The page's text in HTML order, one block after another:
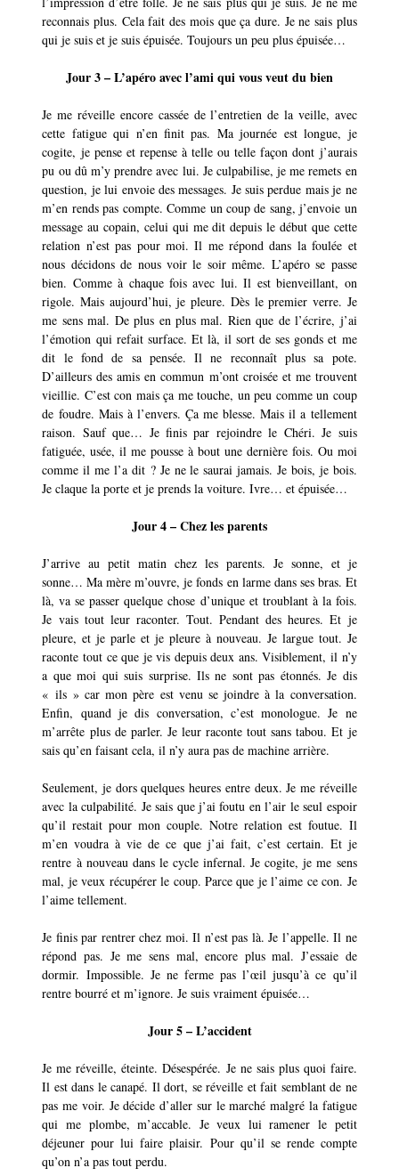
reconnais plus. Cela fait des mois que ça dure. Je ne sais plus
qui je suis et je suis épuisée. Toujours un peu plus épuisée…
Jour 3 – L’apéro avec l’ami qui vous veut du bien
Je me réveille encore cassée de l’entretien de la veille, avec
cette fatigue qui n’en finit pas. Ma journée est longue, je
cogite, je pense et repense à telle ou telle façon dont j’aurais
pu ou dû m’y prendre avec lui. Je culpabilise, je me remets en
question, je lui envoie des messages. Je suis perdue mais je ne
m’en rends pas compte. Comme un coup de sang, j’envoie un
message au copain, celui qui me dit depuis le début que cette
relation n’est pas pour moi. Il me répond dans la foulée et
nous décidons de nous voir le soir même. L’apéro se passe
bien. Comme à chaque fois avec lui. Il est bienveillant, on
rigole. Mais aujourd’hui, je pleure. Dès le premier verre. Je
me sens mal. De plus en plus mal. Rien que de l’écrire, j’ai
l’émotion qui refait surface. Et là, il sort de ses gonds et me
dit le fond de sa pensée. Il ne reconnaît plus sa pote.
D’ailleurs des amis en commun m’ont croisée et me trouvent
vieillie. C’est con mais ça me touche, un peu comme un coup
de foudre. Mais à l’envers. Ça me blesse. Mais il a tellement
raison. Sauf que… Je finis par rejoindre le Chéri. Je suis
fatiguée, usée, il me pousse à bout une dernière fois. Ou moi
comme il me l’a dit ? Je ne le saurai jamais. Je bois, je bois.
Je claque la porte et je prends la voiture. Ivre… et épuisée…
Jour 4 – Chez les parents
J’arrive au petit matin chez les parents. Je sonne, et je
sonne… Ma mère m’ouvre, je fonds en larme dans ses bras. Et
là, va se passer quelque chose d’unique et troublant à la fois.
Je vais tout leur raconter. Tout. Pendant des heures. Et je
pleure, et je parle et je pleure à nouveau. Je largue tout. Je
raconte tout ce que je vis depuis deux ans. Visiblement, il n’y
a que moi qui suis surprise. Ils ne sont pas étonnés. Je dis
« ils » car mon père est venu se joindre à la conversation.
Enfin, quand je dis conversation, c’est monologue. Je ne
m’arrête plus de parler. Je leur raconte tout sans tabou. Et je
sais qu’en faisant cela, il n’y aura pas de machine arrière.
Seulement, je dors quelques heures entre deux. Je me réveille
avec la culpabilité. Je sais que j’ai foutu en l’air le seul espoir
qu’il restait pour mon couple. Notre relation est foutue. Il
m’en voudra à vie de ce que j’ai fait, c’est certain. Et je
rentre à nouveau dans le cycle infernal. Je cogite, je me sens
mal, je veux récupérer le coup. Parce que je l’aime ce con. Je
l’aime tellement.
Je finis par rentrer chez moi. Il n’est pas là. Je l’appelle. Il ne
répond pas. Je me sens mal, encore plus mal. J’essaie de
dormir. Impossible. Je ne ferme pas l’œil jusqu’à ce qu’il
rentre bourré et m’ignore. Je suis vraiment épuisée…
Jour 5 – L’accident
Je me réveille, éteinte. Désespérée. Je ne sais plus quoi faire.
Il est dans le canapé. Il dort, se réveille et fait semblant de ne
pas me voir. Je décide d’aller sur le marché malgré la fatigue
qui me plombe, m’accable. Je veux lui ramener le petit
déjeuner pour lui faire plaisir. Pour qu’il se rende compte
qu’on n’a pas tout perdu.